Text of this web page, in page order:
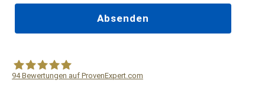
94Bewertungen auf ProvenExpert.com